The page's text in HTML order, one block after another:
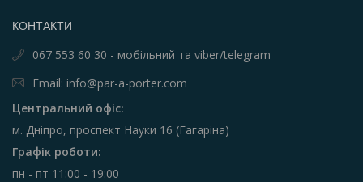
КОНТАКТИ
067 553 60 30 - мобільний та viber/telegram
Email: info@par-a-porter.com
Центральний офіс:
м. Дніпро, проспект Науки 16 (Гагаріна)
Графік роботи:
пн - пт 11:00 - 19:00